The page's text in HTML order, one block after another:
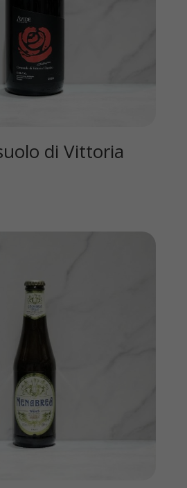
di Vittoria